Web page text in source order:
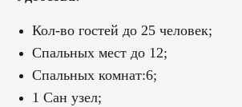
Кол-во гостей до 25 человек;
Спальных мест до 12;
Спальных комнат:6;
1 Сан узел;